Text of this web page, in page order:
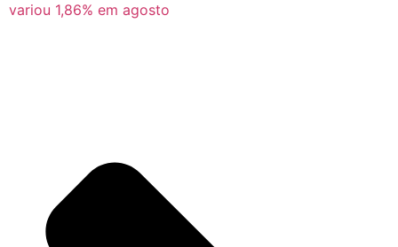
variou 1,86% em agosto